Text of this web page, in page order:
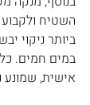
השטיח
ביותר ניקוי
במים חמים.
אישית, שמונע